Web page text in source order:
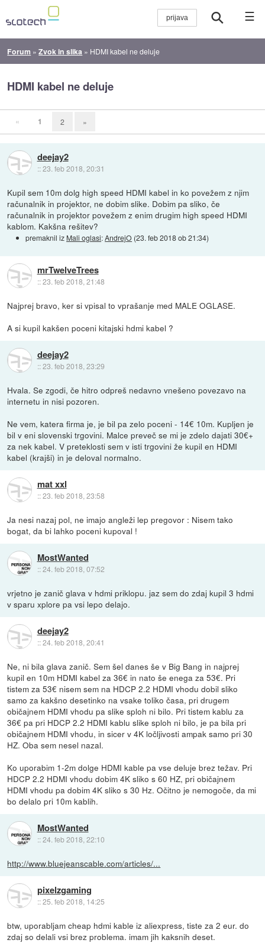
☰
Forum »Zvok in slika » HDMI kabel ne deluje
HDMI kabel ne deluje
« 1 2 »
deejay2
::23. feb 2018, 20:31
Kupil sem 10m dolg high speed HDMI kabel in ko povežem z njim
računalnik in projektor, ne dobim slike. Dobim pa sliko, če
računalnik in projektor povežem z enim drugim high speed HDMI
kablom. Kakšna rešitev?
premaknil iz Mali oglasi:AndrejO (23. feb 2018 ob 21:34)
mrTwelveTrees
::23. feb 2018, 21:48
Najprej bravo, ker si vpisal to vprašanje med MALE OGLASE.
A si kupil kakšen poceni kitajski hdmi kabel ?
deejay2
::23. feb 2018, 23:29
Hvala. Se zgodi, če hitro odpreš nedavno vnešeno povezavo na
internetu in nisi pozoren.
Ne vem, katera firma je, je bil pa zelo poceni - 14€ 10m. Kupljen je
bil v eni slovenski trgovini. Malce preveč se mi je zdelo dajati 30€+
za nek kabel. V preteklosti sem v isti trgovini že kupil en HDMI
kabel (krajši) in je deloval normalno.
mat xxl
::23. feb 2018, 23:58
Ja nesi nazaj pol, ne imajo angleži lep pregovor : Nisem tako
bogat, da bi lahko poceni kupoval !
MostWanted
::24. feb 2018, 07:52
vrjetno je zanič glava v hdmi priklopu. jaz sem do zdaj kupil 3 hdmi
v sparu xplore pa vsi lepo delajo.
deejay2
::24. feb 2018, 20:41
Ne, ni bila glava zanič. Sem šel danes še v Big Bang in najprej
kupil en 10m HDMI kabel za 36€ in nato še enega za 53€. Pri
tistem za 53€ nisem sem na HDCP 2.2 HDMI vhodu dobil sliko
samo za kakšno desetinko na vsake toliko časa, pri drugem
običajnem HDMI vhodu pa slike sploh ni bilo. Pri tistem kablu za
36€ pa pri HDCP 2.2 HDMI kablu slike sploh ni bilo, je pa bila pri
običajnem HDMI vhodu, in sicer v 4K ločljivosti ampak samo pri 30
HZ. Oba sem nesel nazal.
Ko uporabim 1-2m dolge HDMI kable pa vse deluje brez težav. Pri
HDCP 2.2 HDMI vhodu dobim 4K sliko s 60 HZ, pri običajnem
HDMI vhodu pa dobim 4K sliko s 30 Hz. Očitno je nemogoče, da mi
bo delalo pri 10m kablih.
MostWanted
::24. feb 2018, 22:10
http://www.bluejeanscable.com/articles/...
pixelzgaming
::25. feb 2018, 14:25
btw, uporabljam cheap hdmi kable iz aliexpress, tiste za 2 eur. do
zdaj so delali vsi brez problema. imam jih kaksnih deset.